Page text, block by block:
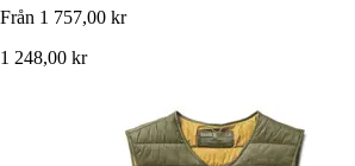
Från 1 757,00 kr
1 248,00 kr